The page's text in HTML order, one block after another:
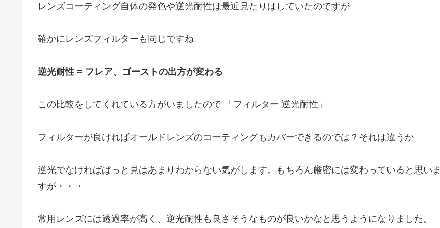
レンズコーティング自体の発色や逆光耐性は最近見たりはしていたのですが
確かにレンズフィルターも同じですね
逆光耐性 = フレア、ゴーストの出方が変わる
この比較をしてくれている方がいましたので 「フィルター 逆光耐性」
フィルターが良ければオールドレンズのコーティングもカバーできるのでは？それは違うか
逆光でなければぱっと見はあまりわからない気がします。もちろん厳密には変わっていると思いま
すが・・・
常用レンズには透過率が高く、逆光耐性も良さそうなものが良いかなと思うようになりました。